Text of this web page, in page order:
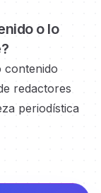
o lo
contenido
redactores
periodística